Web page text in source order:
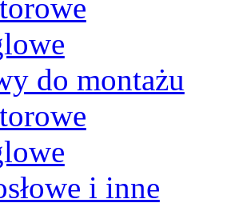
do montażu
i inne